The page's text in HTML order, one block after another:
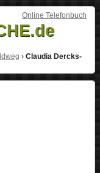
Online Telefonbuch
› Claudia Dercks-